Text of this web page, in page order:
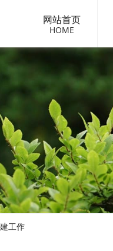
网站首页
HOME
工作